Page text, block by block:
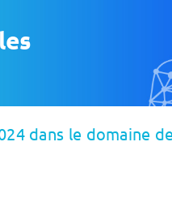
dans le domaine